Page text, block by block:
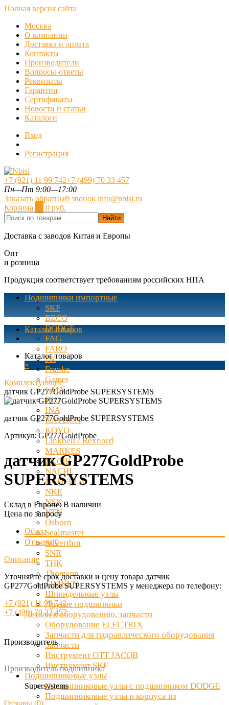
Полная версия сайта
Москва
О компании
Доставка и оплата
Контакты
Производители
Вопросы-ответы
Реквизиты
Гарантии
Сертификаты
Новости и статьи
Каталоги
Вход
Регистрация
+7 (921) 11 99 742+7 (499) 70 33 457
Пн—Пт 9:00—17:00
Заказать обратный звонок info@nbisi.ru
Корзина
0 руб.
Найти
Доставка с заводов Китая и Европы
Опт
и розница
Продукция соответствует требованиям российских НПА
Подшипники импортные
SKF
BECO
DODGE
FAG
FARO
FK
Franke
Gamet
GMN
IKO
INA
KAYDON
KOYO
Linkbelt / Rexnord
MARKES
McGill
NACHI
NADELLA
NKE
NSK
NTN
Osborn
Sealmaster
Silverthin
SNR
THK
Thomson
TIMKEN
Шпиндельные узлы
Другие подшипники
Детали к оборудованию, запчасти
Оборудование ELECTRIX
Запчасти для гидравлического оборудования
Запчасти
Инструмент OTT JACOB
Инструмент SKF
Подшипниковые узлы
Подшипниковые узлы с подшипником DODGE
Подшипниковые узлы и корпуса из
Каталог товаров
Каталог товаров
×
Комплектующие
датчик GP277GoldProbe SUPERSYSTEMS
датчик GP277GoldProbe SUPERSYSTEMS
Артикул:GP277GoldProbe
датчик GP277GoldProbe
SUPERSYSTEMS
Склад в Европе:В наличии
Цена по запросу
Обзор
Отзывы0
Описание
Уточняйте срок доставки и цену товара датчик
GP277GoldProbe SUPERSYSTEMS у менеджера по телефону:
+7 (921) 11 99 742
+7 (499) 70 33 457
Производитель
Производитель подшипника
Supersystems
Отзывы (0)